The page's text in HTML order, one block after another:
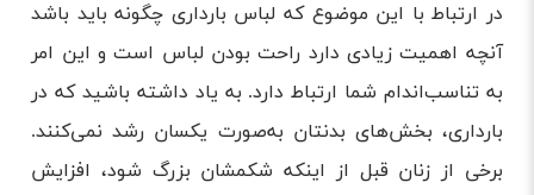
در ارتباط با این موضوع که لباس بارداری چگونه باید باشد
آنچه اهمیت زیادی دارد راحت بودن لباس است و این امر
به تناسب‌اندام شما ارتباط دارد. به یاد داشته باشید که در
بارداری، بخش‌های بدنتان به‌صورت یکسان رشد نمی‌کنند.
برخی از زنان قبل از اینکه شکمشان بزرگ شود، افزایش